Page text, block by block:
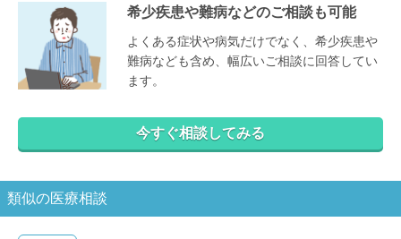
希少疾患や難病などのご相談も可能
よくある症状や病気だけでなく、希少疾患や
難病なども含め、幅広いご相談に回答してい
ます。
今すぐ相談してみる
類似の医療相談